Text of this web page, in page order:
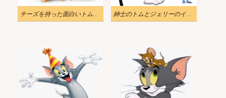
チーズを持った面白いトムとジェリーのイラスト 紳士のトムとジェリーのイラスト